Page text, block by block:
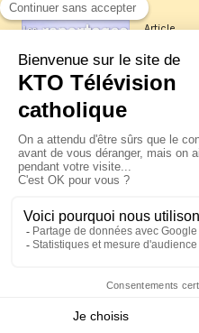
Article
Les
La
XIV à
jeudi 6
Le pape
Pérou du
© KTO 2026 —